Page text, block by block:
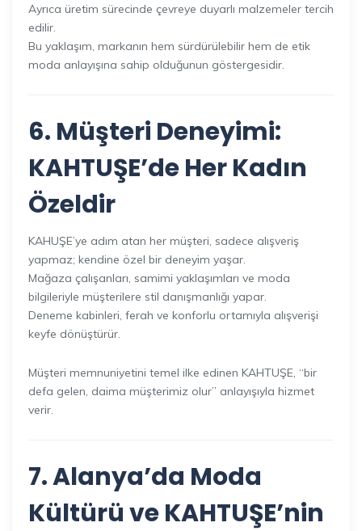
Ayrıca üretim sürecinde çevreye duyarlı malzemeler tercih
edilir.
Bu yaklaşım, markanın hem sürdürülebilir hem de etik
moda anlayışına sahip olduğunun göstergesidir.
6. Müşteri Deneyimi:
KAHTUŞE’de Her Kadın
Özeldir
KAHUŞE’ye adım atan her müşteri, sadece alışveriş
yapmaz; kendine özel bir deneyim yaşar.
Mağaza çalışanları, samimi yaklaşımları ve moda
bilgileriyle müşterilere stil danışmanlığı yapar.
Deneme kabinleri, ferah ve konforlu ortamıyla alışverişi
keyfe dönüştürür.
Müşteri memnuniyetini temel ilke edinen KAHTUŞE, “bir
defa gelen, daima müşterimiz olur” anlayışıyla hizmet
verir.
7. Alanya’da Moda
Kültürü ve KAHTUŞE’nin